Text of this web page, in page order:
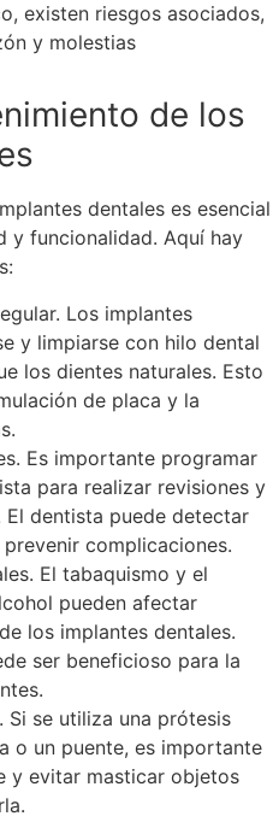
existen riesgos asociados,
y molestias
de los
dentales es esencial
y funcionalidad. Aquí hay
Los implantes
y limpiarse con hilo dental
los dientes naturales. Esto
de placa y la
Es importante programar
para realizar revisiones y
El dentista puede detectar
complicaciones.
El tabaquismo y el
pueden afectar
los implantes dentales.
ser beneficioso para la
Si se utiliza una prótesis
o un puente, es importante
y evitar masticar objetos